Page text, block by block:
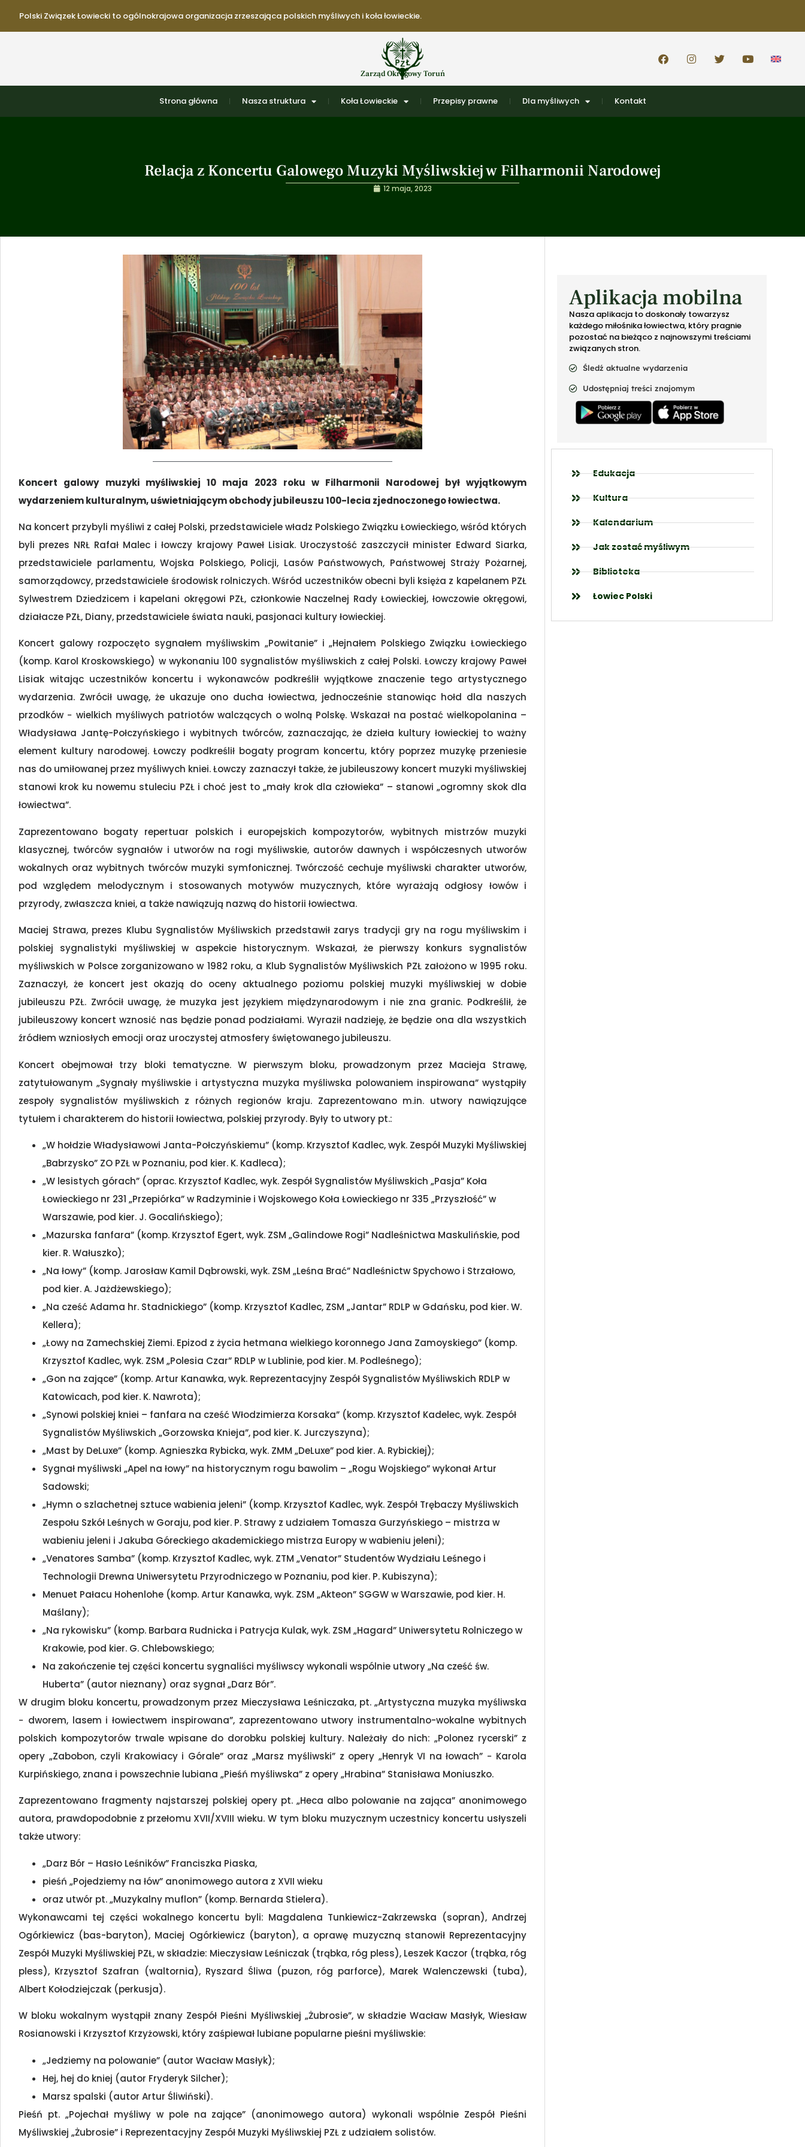
Polski Związek Łowiecki to ogólnokrajowa organizacja zrzeszająca polskich myśliwych i koła łowieckie.
Zarząd Okręgowy Toruń
Strona główna Nasza struktura Koła Łowieckie Przepisy prawne Dla myśliwych Kontakt
Relacja z Koncertu Galowego Muzyki Myśliwskiej w Filharmonii Narodowej
12 maja, 2023
Koncert galowy muzyki myśliwskiej 10 maja 2023 roku w Filharmonii Narodowej był wyjątkowym
wydarzeniem kulturalnym, uświetniającym obchody jubileuszu 100-lecia zjednoczonego łowiectwa.
Na koncert przybyli myśliwi z całej Polski, przedstawiciele władz Polskiego Związku Łowieckiego, wśród których
byli prezes NRŁ Rafał Malec i łowczy krajowy Paweł Lisiak. Uroczystość zaszczycił minister Edward Siarka,
przedstawiciele parlamentu, Wojska Polskiego, Policji, Lasów Państwowych, Państwowej Straży Pożarnej,
samorządowcy, przedstawiciele środowisk rolniczych. Wśród uczestników obecni byli księża z kapelanem PZŁ
Sylwestrem Dziedzicem i kapelani okręgowi PZŁ, członkowie Naczelnej Rady Łowieckiej, łowczowie okręgowi,
działacze PZŁ, Diany, przedstawiciele świata nauki, pasjonaci kultury łowieckiej.
Koncert galowy rozpoczęto sygnałem myśliwskim „Powitanie” i „Hejnałem Polskiego Związku Łowieckiego
(komp. Karol Kroskowskiego) w wykonaniu 100 sygnalistów myśliwskich z całej Polski. Łowczy krajowy Paweł
Lisiak witając uczestników koncertu i wykonawców podkreślił wyjątkowe znaczenie tego artystycznego
wydarzenia. Zwrócił uwagę, że ukazuje ono ducha łowiectwa, jednocześnie stanowiąc hołd dla naszych
przodków − wielkich myśliwych patriotów walczących o wolną Polskę. Wskazał na postać wielkopolanina –
Władysława Jantę-Połczyńskiego i wybitnych twórców, zaznaczając, że dzieła kultury łowieckiej to ważny
element kultury narodowej. Łowczy podkreślił bogaty program koncertu, który poprzez muzykę przeniesie
nas do umiłowanej przez myśliwych kniei. Łowczy zaznaczył także, że jubileuszowy koncert muzyki myśliwskiej
stanowi krok ku nowemu stuleciu PZŁ i choć jest to „mały krok dla człowieka” – stanowi „ogromny skok dla
łowiectwa”.
Zaprezentowano bogaty repertuar polskich i europejskich kompozytorów, wybitnych mistrzów muzyki
klasycznej, twórców sygnałów i utworów na rogi myśliwskie, autorów dawnych i współczesnych utworów
wokalnych oraz wybitnych twórców muzyki symfonicznej. Twórczość cechuje myśliwski charakter utworów,
pod względem melodycznym i stosowanych motywów muzycznych, które wyrażają odgłosy łowów i
przyrody, zwłaszcza kniei, a także nawiązują nazwą do historii łowiectwa.
Maciej Strawa, prezes Klubu Sygnalistów Myśliwskich przedstawił zarys tradycji gry na rogu myśliwskim i
polskiej sygnalistyki myśliwskiej w aspekcie historycznym. Wskazał, że pierwszy konkurs sygnalistów
myśliwskich w Polsce zorganizowano w 1982 roku, a Klub Sygnalistów Myśliwskich PZŁ założono w 1995 roku.
Zaznaczył, że koncert jest okazją do oceny aktualnego poziomu polskiej muzyki myśliwskiej w dobie
jubileuszu PZŁ. Zwrócił uwagę, że muzyka jest językiem międzynarodowym i nie zna granic. Podkreślił, że
jubileuszowy koncert wznosić nas będzie ponad podziałami. Wyraził nadzieję, że będzie ona dla wszystkich
źródłem wzniosłych emocji oraz uroczystej atmosfery świętowanego jubileuszu.
Koncert obejmował trzy bloki tematyczne. W pierwszym bloku, prowadzonym przez Macieja Strawę,
zatytułowanym „Sygnały myśliwskie i artystyczna muzyka myśliwska polowaniem inspirowana” wystąpiły
zespoły sygnalistów myśliwskich z różnych regionów kraju. Zaprezentowano m.in. utwory nawiązujące
tytułem i charakterem do historii łowiectwa, polskiej przyrody. Były to utwory pt.:
„W hołdzie Władysławowi Janta-Połczyńskiemu” (komp. Krzysztof Kadlec, wyk. Zespół Muzyki Myśliwskiej
„Babrzysko” ZO PZŁ w Poznaniu, pod kier. K. Kadleca);
„W lesistych górach” (oprac. Krzysztof Kadlec, wyk. Zespół Sygnalistów Myśliwskich „Pasja” Koła
Łowieckiego nr 231 „Przepiórka” w Radzyminie i Wojskowego Koła Łowieckiego nr 335 „Przyszłość” w
Warszawie, pod kier. J. Gocalińskiego);
„Mazurska fanfara” (komp. Krzysztof Egert, wyk. ZSM „Galindowe Rogi” Nadleśnictwa Maskulińskie, pod
kier. R. Wałuszko);
„Na łowy” (komp. Jarosław Kamil Dąbrowski, wyk. ZSM „Leśna Brać” Nadleśnictw Spychowo i Strzałowo,
pod kier. A. Jażdżewskiego);
„Na cześć Adama hr. Stadnickiego” (komp. Krzysztof Kadlec, ZSM „Jantar” RDLP w Gdańsku, pod kier. W.
Kellera);
„Łowy na Zamechskiej Ziemi. Epizod z życia hetmana wielkiego koronnego Jana Zamoyskiego” (komp.
Krzysztof Kadlec, wyk. ZSM „Polesia Czar” RDLP w Lublinie, pod kier. M. Podleśnego);
„Gon na zające” (komp. Artur Kanawka, wyk. Reprezentacyjny Zespół Sygnalistów Myśliwskich RDLP w
Katowicach, pod kier. K. Nawrota);
„Synowi polskiej kniei – fanfara na cześć Włodzimierza Korsaka” (komp. Krzysztof Kadelec, wyk. Zespół
Sygnalistów Myśliwskich „Gorzowska Knieja”, pod kier. K. Jurczyszyna);
„Mast by DeLuxe” (komp. Agnieszka Rybicka, wyk. ZMM „DeLuxe” pod kier. A. Rybickiej);
Sygnał myśliwski „Apel na łowy” na historycznym rogu bawolim – „Rogu Wojskiego” wykonał Artur
Sadowski;
„Hymn o szlachetnej sztuce wabienia jeleni” (komp. Krzysztof Kadlec, wyk. Zespół Trębaczy Myśliwskich
Zespołu Szkół Leśnych w Goraju, pod kier. P. Strawy z udziałem Tomasza Gurzyńskiego – mistrza w
wabieniu jeleni i Jakuba Góreckiego akademickiego mistrza Europy w wabieniu jeleni);
„Venatores Samba” (komp. Krzysztof Kadlec, wyk. ZTM „Venator” Studentów Wydziału Leśnego i
Technologii Drewna Uniwersytetu Przyrodniczego w Poznaniu, pod kier. P. Kubiszyna);
Menuet Pałacu Hohenlohe (komp. Artur Kanawka, wyk. ZSM „Akteon” SGGW w Warszawie, pod kier. H.
Maślany);
„Na rykowisku” (komp. Barbara Rudnicka i Patrycja Kulak, wyk. ZSM „Hagard” Uniwersytetu Rolniczego w
Krakowie, pod kier. G. Chlebowskiego;
Na zakończenie tej części koncertu sygnaliści myśliwscy wykonali wspólnie utwory „Na cześć św.
Huberta” (autor nieznany) oraz sygnał „Darz Bór”.
W drugim bloku koncertu, prowadzonym przez Mieczysława Leśniczaka, pt. „Artystyczna muzyka myśliwska
− dworem, lasem i łowiectwem inspirowana”, zaprezentowano utwory instrumentalno-wokalne wybitnych
polskich kompozytorów trwale wpisane do dorobku polskiej kultury. Należały do nich: „Polonez rycerski” z
opery „Zabobon, czyli Krakowiacy i Górale” oraz „Marsz myśliwski” z opery „Henryk VI na łowach” − Karola
Kurpińskiego, znana i powszechnie lubiana „Pieśń myśliwska” z opery „Hrabina” Stanisława Moniuszko.
Zaprezentowano fragmenty najstarszej polskiej opery pt. „Heca albo polowanie na zająca” anonimowego
autora, prawdopodobnie z przełomu XVII/XVIII wieku. W tym bloku muzycznym uczestnicy koncertu usłyszeli
także utwory:
„Darz Bór – Hasło Leśników” Franciszka Piaska,
pieśń „Pojedziemy na łów” anonimowego autora z XVII wieku
oraz utwór pt. „Muzykalny muflon” (komp. Bernarda Stielera).
Wykonawcami tej części wokalnego koncertu byli: Magdalena Tunkiewicz-Zakrzewska (sopran), Andrzej
Ogórkiewicz (bas-baryton), Maciej Ogórkiewicz (baryton), a oprawę muzyczną stanowił Reprezentacyjny
Zespół Muzyki Myśliwskiej PZŁ, w składzie: Mieczysław Leśniczak (trąbka, róg pless), Leszek Kaczor (trąbka, róg
pless), Krzysztof Szafran (waltornia), Ryszard Śliwa (puzon, róg parforce), Marek Walenczewski (tuba),
Albert Kołodziejczak (perkusja).
W bloku wokalnym wystąpił znany Zespół Pieśni Myśliwskiej „Żubrosie”, w składzie Wacław Masłyk, Wiesław
Rosianowski i Krzysztof Krzyżowski, który zaśpiewał lubiane popularne pieśni myśliwskie:
„Jedziemy na polowanie” (autor Wacław Masłyk);
Hej, hej do kniej (autor Fryderyk Silcher);
Marsz spalski (autor Artur Śliwiński).
Pieśń pt. „Pojechał myśliwy w pole na zające” (anonimowego autora) wykonali wspólnie Zespół Pieśni
Myśliwskiej „Żubrosie” i Reprezentacyjny Zespół Muzyki Myśliwskiej PZŁ z udziałem solistów.
Aplikacja mobilna
Nasza aplikacja to doskonały towarzysz
każdego miłośnika łowiectwa, który pragnie
pozostać na bieżąco z najnowszymi treściami
związanych stron.
Śledź aktualne wydarzenia
Udostępniaj treści znajomym
Edukacja
Kultura
Kalendarium
Jak zostać myśliwym
Biblioteka
Łowiec Polski